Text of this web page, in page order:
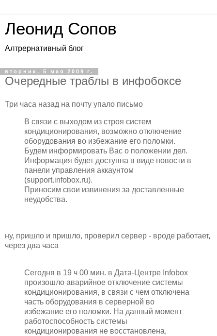
Леонид Сопов
Алтрернативный блог
вторник, 5 мая 2009 г.
Очередные траблы в инфобоксе
Три часа назад на почту упало письмо
В связи с выходом из строя систем
кондиционирования, возможно отключение
оборудования во избежание его поломки.
Будем информировать Вас о положении дел.
Информация будет доступна в виде новости в
панели управления аккаунтом
(support.infobox.ru).
Приносим свои извинения за доставленные
неудобства.
ну, пришло и пришло, проверил сервер - вроде работает,
через два часа
Сегодня в 19 ч 00 мин. в Дата-Центре Infobox
произошло аварийное отключение системы
кондиционирования, в связи с чем отключена
часть оборудования в серверной во
избежание его поломки. На данный момент
работоспособность системы
кондиционирования не восстановлена,